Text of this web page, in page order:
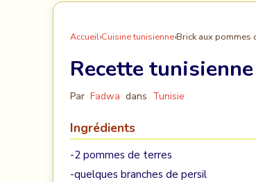
Accueil›Cuisine tunisienne›Brick aux pommes
Recette
Par Fadwa dans Tunisie
Ingrédients
-2 pommes de terres
-quelques branches de persil